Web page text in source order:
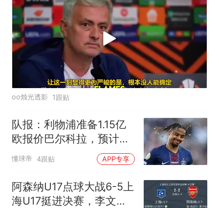
oo烛光透影 1跟贴
队报：利物浦准备1.15亿
欧报价巴尔科拉，预计巴
黎仍会拒绝
懂球帝 4跟贴 APP专享
阿森纳U17点球大战6-5上
海U17挺进决赛，李文博